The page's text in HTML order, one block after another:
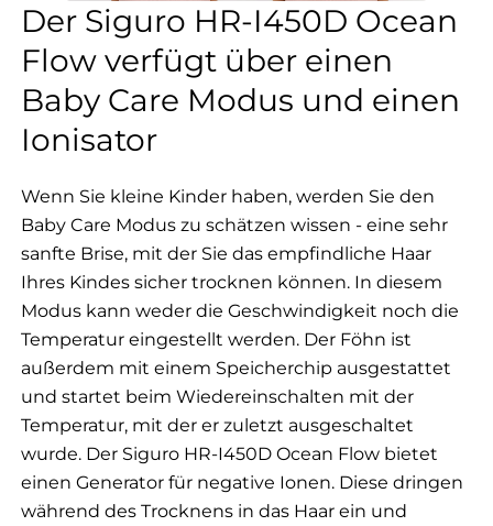
Der Siguro HR-I450D Ocean
Flow verfügt über einen
Baby Care Modus und einen
Ionisator
Wenn Sie kleine Kinder haben, werden Sie den
Baby Care Modus zu schätzen wissen - eine sehr
sanfte Brise, mit der Sie das empfindliche Haar
Ihres Kindes sicher trocknen können. In diesem
Modus kann weder die Geschwindigkeit noch die
Temperatur eingestellt werden. Der Föhn ist
außerdem mit einem Speicherchip ausgestattet
und startet beim Wiedereinschalten mit der
Temperatur, mit der er zuletzt ausgeschaltet
wurde. Der Siguro HR-I450D Ocean Flow bietet
einen Generator für negative Ionen. Diese dringen
während des Trocknens in das Haar ein und